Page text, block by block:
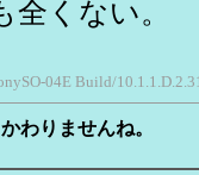
くない。
04E Build/
わりませんね。